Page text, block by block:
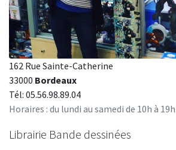
162 Rue Sainte-Catherine
33000 Bordeaux
Tél: 05.56.98.89.04
Horaires : du lundi au samedi de 10h à 19h
Librairie Bande dessinées